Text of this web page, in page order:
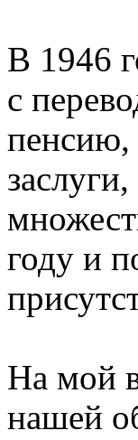
В 1946
с
пенсию,
году и
На мой
нашей